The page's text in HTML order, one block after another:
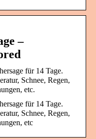
–
für 14 Tage.
Schnee, Regen,
etc.
für 14 Tage.
Schnee, Regen,
etc